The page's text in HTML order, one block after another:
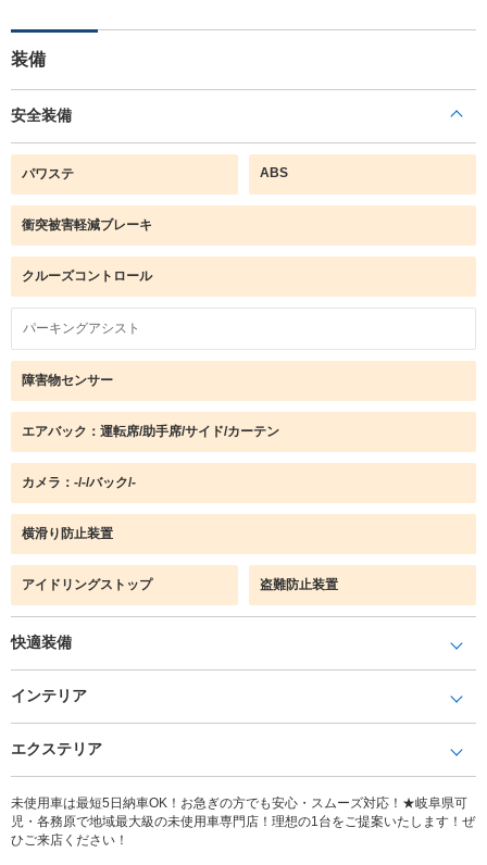
装備
安全装備
パワステ ABS
衝突被害軽減ブレーキ
クルーズコントロール
パーキングアシスト
障害物センサー
エアバック：運転席/助手席/サイド/カーテン
カメラ：-/-/バック/-
横滑り防止装置
アイドリングストップ 盗難防止装置
快適装備
インテリア
エクステリア
未使用車は最短5日納車OK！お急ぎの方でも安心・スムーズ対応！★岐阜県可
児・各務原で地域最大級の未使用車専門店！理想の1台をご提案いたします！ぜ
ひご来店ください！